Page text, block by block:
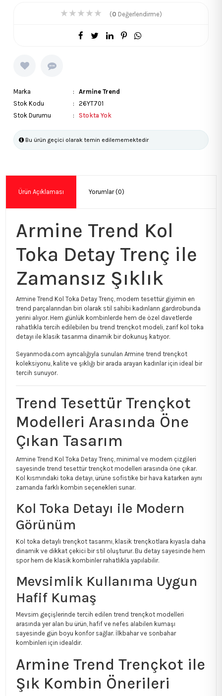
★★★★★ (0 Değerlendirme)
Marka :Armine Trend
Stok Kodu
: 26YT701
Stok Durumu
:Stokta Yok
Bu ürün geçici olarak temin edilememektedir
Ürün Açıklaması Yorumlar (0)
Armine Trend Kol
Toka Detay Trenç ile
Zamansız Şıklık
Armine Trend Kol Toka Detay Trenç, modern tesettür giyimin en
trend parçalarından biri olarak stil sahibi kadınların gardırobunda
yerini alıyor. Hem günlük kombinlerde hem de özel davetlerde
rahatlıkla tercih edilebilen bu trend trençkot modeli, zarif kol toka
detayı ile klasik tasarıma dinamik bir dokunuş katıyor.
Seyanmoda.com ayrıcalığıyla sunulan Armine trend trençkot
koleksiyonu, kalite ve şıklığı bir arada arayan kadınlar için ideal bir
tercih sunuyor.
Trend Tesettür Trençkot
Modelleri Arasında Öne
Çıkan Tasarım
Armine Trend Kol Toka Detay Trenç, minimal ve modern çizgileri
sayesinde trend tesettür trençkot modelleri arasında öne çıkar.
Kol kısmındaki toka detayı, ürüne sofistike bir hava katarken aynı
zamanda farklı kombin seçenekleri sunar.
Kol Toka Detayı ile Modern
Görünüm
Kol toka detaylı trençkot tasarımı, klasik trençkotlara kıyasla daha
dinamik ve dikkat çekici bir stil oluşturur. Bu detay sayesinde hem
spor hem de klasik kombinler rahatlıkla yapılabilir.
Mevsimlik Kullanıma Uygun
Hafif Kumaş
Mevsim geçişlerinde tercih edilen trend trençkot modelleri
arasında yer alan bu ürün, hafif ve nefes alabilen kumaşı
sayesinde gün boyu konfor sağlar. İlkbahar ve sonbahar
kombinleri için idealdir.
Armine Trend Trençkot ile
Şık Kombin Önerileri